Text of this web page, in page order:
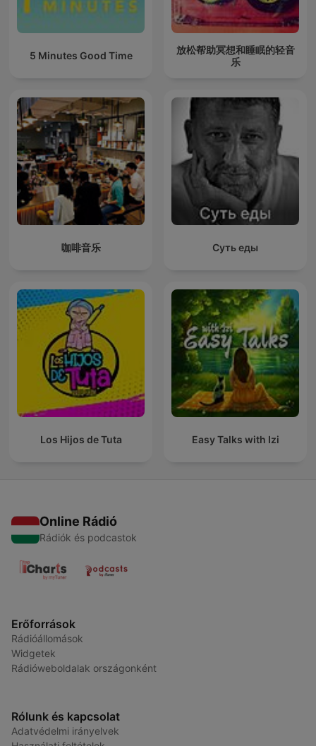
5 Minutes Good Time
放松帮助冥想和睡眠的轻音
乐
咖啡音乐 Суть еды
Los Hijos de Tuta Easy Talks with Izi
Online Rádió
Rádiók és podcastok
Erőforrások
Rádióállomások
Widgetek
Rádióweboldalak országonként
Rólunk és kapcsolat
Adatvédelmi irányelvek